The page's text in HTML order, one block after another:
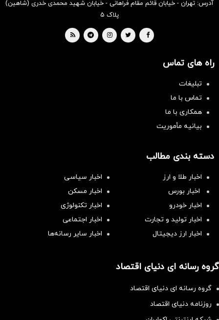
آدرس: تهران - خیابان قائم مقام فراهانی - خیابان شهید محمدی خدری (شاهین)
پلاک ۵
راه های تماس
تبلیغات
تماس با ما
همکاری با ما
بیانیه مأموریت
دسته بندی مطالب
اخبار طلا و ارز
اخبار سیاسی
اخبار بورس
اخبار مسکن
اخبار خودرو
اخبار تکنولوژی
اخبار تولید و تجارت
اخبار اجتماعی
اخبار ارز دیجیتال
اخبار سایر رسانه‌‌ها
گروه رسانه ای دنیای اقتصاد
گروه رسانه ای دنیای اقتصاد
روزنامه دنیای اقتصاد